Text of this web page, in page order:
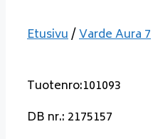
Etusivu/Varde Aura 7
Tuotenro:101093
DB nr.: 2175157